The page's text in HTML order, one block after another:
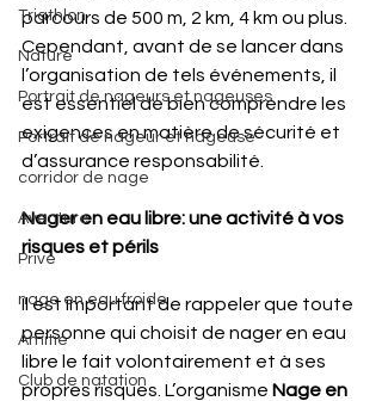
Triathlon
Nature
Portrait de nageurs et nageuses
Portrait de nageur et nageuse
corridor de nage
Aventure
Privé
nage en eau froide
Amitié
Club de natation
parcours de 500 m, 2 km, 4 km ou plus.
Cependant, avant de se lancer dans
l’organisation de tels événements, il
est essentiel de bien comprendre les
exigences en matière de sécurité et
d’assurance responsabilité.
Nager en eau libre: une activité à vos
risques et périls
Il est important de rappeler que toute
personne qui choisit de nager en eau
libre le fait volontairement et à ses
propres risques. L’organisme Nage en